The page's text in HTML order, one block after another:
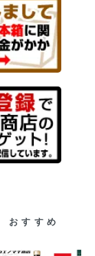
おすすめ